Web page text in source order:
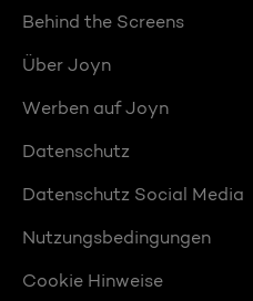
Behind the Screens
Über Joyn
Werben auf Joyn
Datenschutz
Datenschutz Social Media
Nutzungsbedingungen
Cookie Hinweise